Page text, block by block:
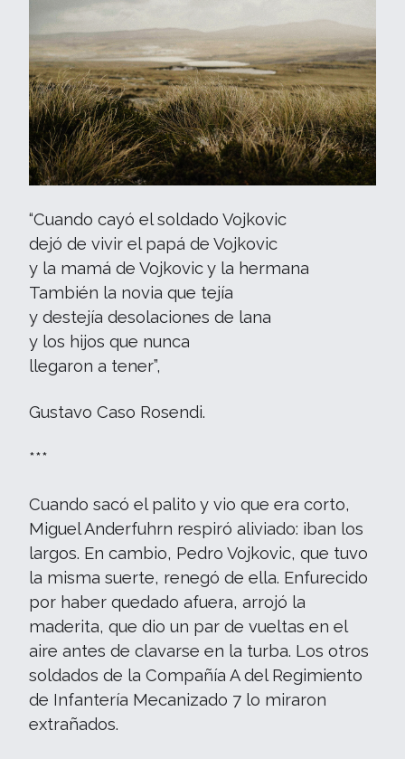
“Cuando cayó el soldado Vojkovic
dejó de vivir el papá de Vojkovic
y la mamá de Vojkovic y la hermana
También la novia que tejía
y destejía desolaciones de lana
y los hijos que nunca
llegaron a tener”,
Gustavo Caso Rosendi.
***
Cuando sacó el palito y vio que era corto,
Miguel Anderfuhrn respiró aliviado: iban los
largos. En cambio, Pedro Vojkovic, que tuvo
la misma suerte, renegó de ella. Enfurecido
por haber quedado afuera, arrojó la
maderita, que dio un par de vueltas en el
aire antes de clavarse en la turba. Los otros
soldados de la Compañía A del Regimiento
de Infantería Mecanizado 7 lo miraron
extrañados.